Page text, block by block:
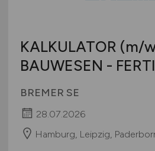
KALKULATOR (m/
BAUWESEN -
BREMER SE
28.07.2026
Hamburg, Leipzig,